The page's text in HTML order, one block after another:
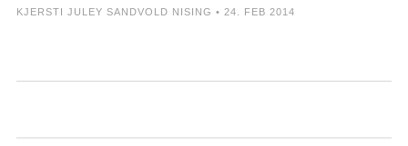
KJERSTI JULEY SANDVOLD NISING • 24. FEB 2014